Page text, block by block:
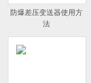
防爆差压变送器使用方
法